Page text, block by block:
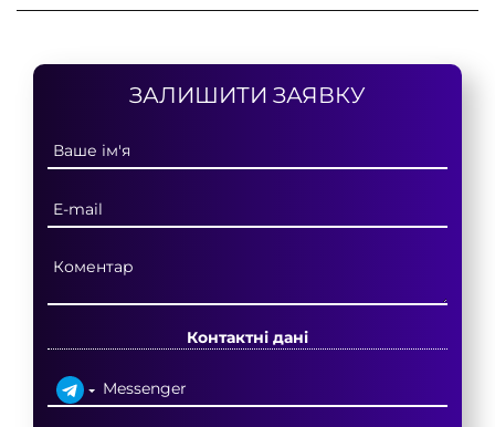
ЗАЛИШИТИ ЗАЯВКУ
Контактні дані